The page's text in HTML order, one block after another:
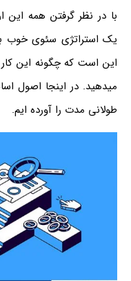
با در نظر گرفتن همه این
یک استراتژی سئوی خوب
این است که چگونه این
طولانی مدت را آورده ایم.